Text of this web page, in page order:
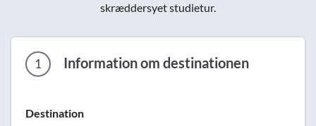
skræddersyet studietur.
1 Information om destinationen
Destination